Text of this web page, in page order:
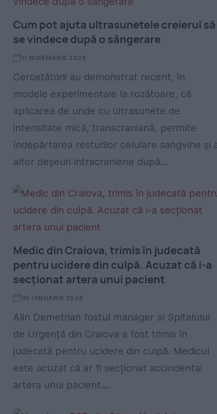
Cum pot ajuta ultrasunetele creierul să
se vindece după o sângerare
11 NOIEMBRIE 2025
Cercetătorii au demonstrat recent, în
modele experimentale la rozătoare, că
aplicarea de unde cu ultrasunete de
intensitate mică, transcraniană, permite
îndepărtarea resturilor celulare sangvine şi
altor deşeuri intracraniene după...
Medic din Craiova, trimis în judecată
pentru ucidere din culpă. Acuzat că i-a
secționat artera unui pacient
30 IANUARIE 2024
Alin Demetrian fostul manager al Spitalului
de Urgență din Craiova a fost trimis în
judecată pentru ucidere din culpă. Medicul
este acuzat că ar fi secționat accindental
artera unui pacient....